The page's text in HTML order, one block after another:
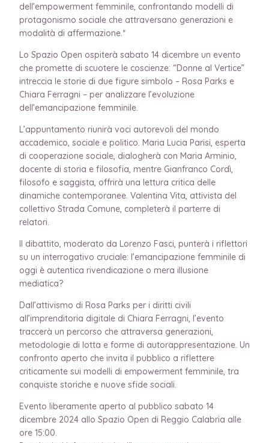
dell’empowerment femminile, confrontando modelli di
protagonismo sociale che attraversano generazioni e
modalità di affermazione.*
Lo Spazio Open ospiterà sabato 14 dicembre un evento
che promette di scuotere le coscienze: “Donne al Vertice”
intreccia le storie di due figure simbolo – Rosa Parks e
Chiara Ferragni – per analizzare l’evoluzione
dell’emancipazione femminile.
L’appuntamento riunirà voci autorevoli del mondo
accademico, sociale e politico. Maria Lucia Parisi, esperta
di cooperazione sociale, dialogherà con Maria Arminio,
docente di storia e filosofia, mentre Gianfranco Cordì,
filosofo e saggista, offrirà una lettura critica delle
dinamiche contemporanee. Valentina Vita, attivista del
collettivo Strada Comune, completerà il parterre di
relatori.
Il dibattito, moderato da Lorenzo Fasci, punterà i riflettori
su un interrogativo cruciale: l’emancipazione femminile di
oggi è autentica rivendicazione o mera illusione
mediatica?
Dall’attivismo di Rosa Parks per i diritti civili
all’imprenditoria digitale di Chiara Ferragni, l’evento
traccerà un percorso che attraversa generazioni,
metodologie di lotta e forme di autorappresentazione. Un
confronto aperto che invita il pubblico a riflettere
criticamente sui modelli di empowerment femminile, tra
conquiste storiche e nuove sfide sociali.
Evento liberamente aperto al pubblico sabato 14
dicembre 2024 allo Spazio Open di Reggio Calabria alle
ore 15:00.